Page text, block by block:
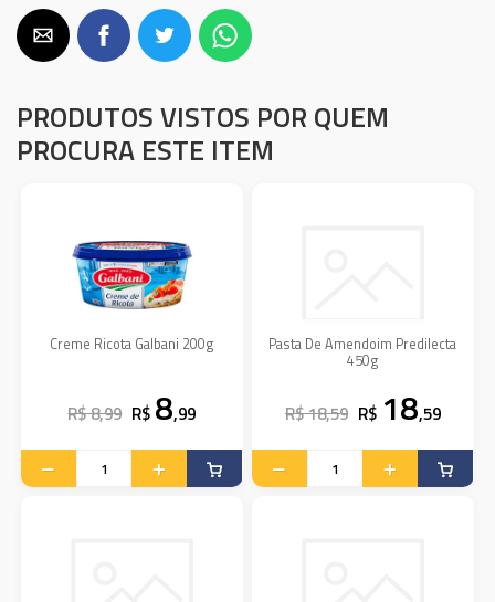
PRODUTOS VISTOS POR QUEM
PROCURA ESTE ITEM
Creme Ricota Galbani 200g
R$ 8,99 R$ 8,99
Pasta De Amendoim Predilecta
450g
R$ 18,59 R$ 18,59